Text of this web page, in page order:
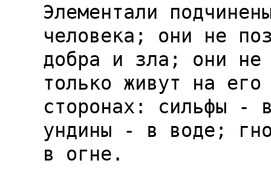
Элементали
человека; они не
добра и зла; они не
только живут на его
сторонах: сильфы -
ундины - в воде;
в огне.